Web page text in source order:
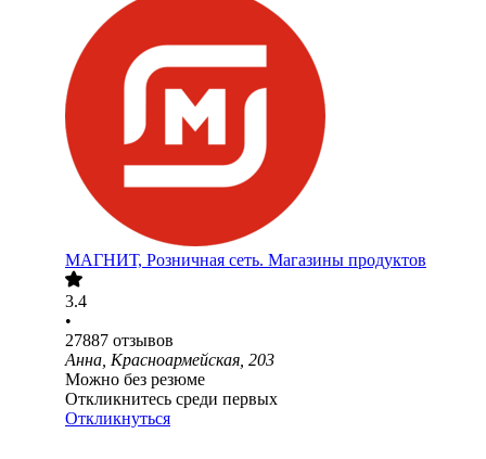
МАГНИТ, Розничная сеть. Магазины продуктов
3.4
•
27887 отзывов
Анна, Красноармейская, 203
Можно без резюме
Откликнитесь среди первых
Откликнуться